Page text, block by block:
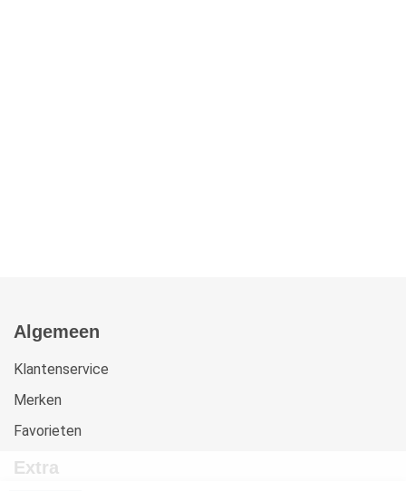
Algemeen
Klantenservice
Merken
Favorieten
Extra